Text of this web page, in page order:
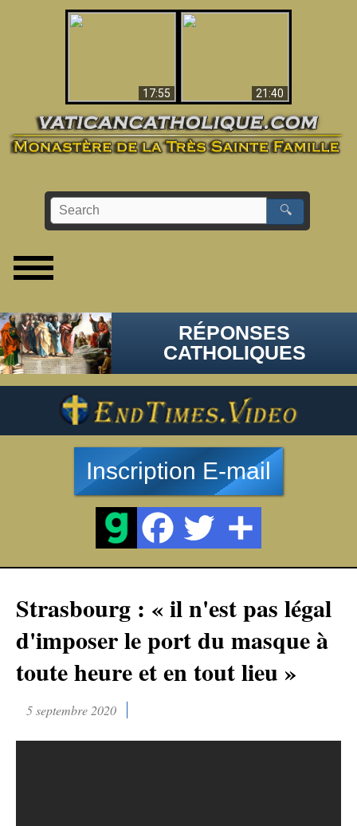
17:55
21:40
🔍
RÉPONSES
CATHOLIQUES
Inscription E-mail
Strasbourg : « il n'est pas légal
d'imposer le port du masque à
toute heure et en tout lieu »
5 septembre 2020